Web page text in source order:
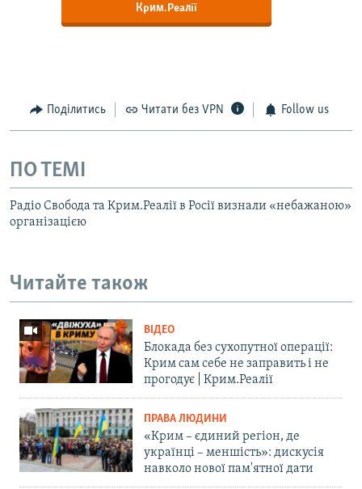
Крим.Реалії
Поділитись Читати без VPN Follow us
ПО ТЕМІ
Радіо Свобода та Крим.Реалії в Росії визнали «небажаною»
організацією
Читайте також
ВІДЕО
Блокада без сухопутної операції:
Крим сам себе не заправить і не
прогодує | Крим.Реалії
ПРАВА ЛЮДИНИ
«Крим – єдиний регіон, де
українці – меншість»: дискусія
навколо нової пам'ятної дати